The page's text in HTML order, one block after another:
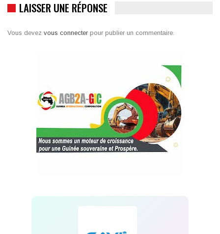
LAISSER UNE RÉPONSE
Vous devez vous connecter pour publier un commentaire.